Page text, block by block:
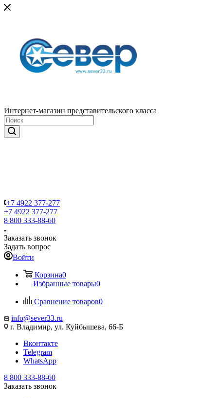
Интернет-магазин представительского класса
+7 4922 377-277
+7 4922 377-277
8 800 333-88-60
Заказать звонок
Задать вопрос
Войти
Корзина0
Избранные товары0
Сравнение товаров0
info@sever33.ru
г. Владимир, ул. Куйбышева, 66-Б
Вконтакте
Telegram
WhatsApp
8 800 333-88-60
Заказать звонок